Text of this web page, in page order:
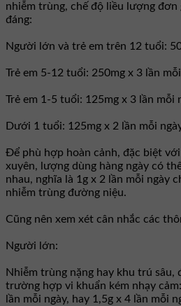
nhiễm trùng, chế độ liều lượng đơn
đáng:
Người lớn và trẻ em trên 12 tuổi:
Trẻ em 5-12 tuổi: 250mg x 3 lần
Trẻ em 1-5 tuổi: 125mg x 3 lần mỗi
Dưới 1 tuổi: 125mg x 2 lần mỗi
Ðể phù hợp hoàn cảnh, đặc biệt
xuyên, lượng dùng hàng ngày có
nhau, nghĩa là 1g x 2 lần mỗi ngày
nhiễm trùng đường niệu.
Cũng nên xem xét cân nhắc các
Người lớn:
Nhiễm trùng nặng hay khu trú sâu,
trường hợp vi khuẩn kém nhạy
lần mỗi ngày, hay 1,5g x 4 lần mỗi